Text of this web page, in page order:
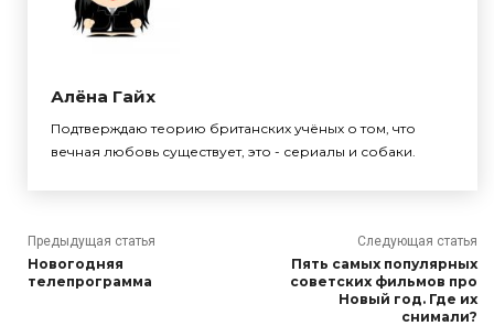
Алёна Гайх
Подтверждаю теорию британских учёных о том, что
вечная любовь существует, это - сериалы и собаки.
Предыдущая статья
Новогодняя
телепрограмма
Следующая статья
Пять самых популярных
советских фильмов про
Новый год. Где их
снимали?